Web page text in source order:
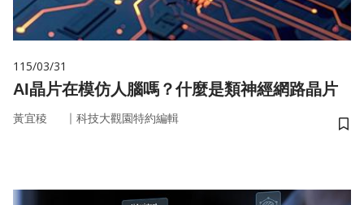
115/03/31
AI晶片在模仿人腦嗎？什麼是類神經網路晶片
黃宜稜 ｜ 科技大觀園特約編輯
儲